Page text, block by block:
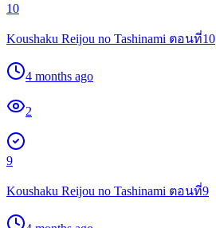
10
Koushaku Reijou no Tashinami ตอนที่10
4 months ago
2
9
Koushaku Reijou no Tashinami ตอนที่9